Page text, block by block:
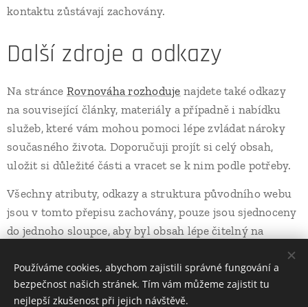
kontaktu zůstávají zachovány.
Další zdroje a odkazy
Na stránce Rovnováha rozhoduje najdete také odkazy
na související články, materiály a případně i nabídku
služeb, které vám mohou pomoci lépe zvládat nároky
současného života. Doporučuji projít si celý obsah,
uložit si důležité části a vracet se k nim podle potřeby.
Všechny atributy, odkazy a struktura původního webu
jsou v tomto přepisu zachovány, pouze jsou sjednoceny
do jednoho sloupce, aby byl obsah lépe čitelný na
Používáme cookies, abychom zajistili správné fungování a
bezpečnost našich stránek. Tím vám můžeme zajistit tu
nejlepší zkušenost při jejich návštěvě.